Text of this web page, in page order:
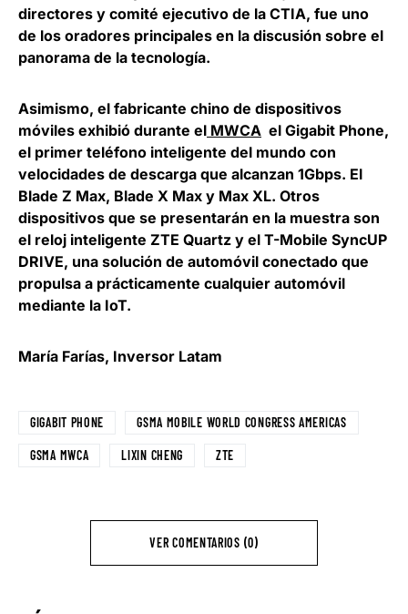
directores y comité ejecutivo de la CTIA, fue uno
de los oradores principales en la discusión sobre el
panorama de la tecnología.
Asimismo, el fabricante chino de dispositivos
móviles exhibió durante el MWCA el Gigabit Phone,
el primer teléfono inteligente del mundo con
velocidades de descarga que alcanzan 1Gbps. El
Blade Z Max, Blade X Max y Max XL. Otros
dispositivos que se presentarán en la muestra son
el reloj inteligente ZTE Quartz y el T-Mobile SyncUP
DRIVE, una solución de automóvil conectado que
propulsa a prácticamente cualquier automóvil
mediante la IoT.
María Farías, Inversor Latam
GIGABIT PHONE GSMA MOBILE WORLD CONGRESS AMERICAS
GSMA MWCA LIXIN CHENG ZTE
VER COMENTARIOS (0)